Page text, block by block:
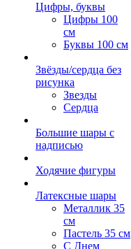
Цифры, буквы
Цифры 100
см
Буквы 100 см
Звёзды/сердца без
рисунка
Звезды
Сердца
Большие шары с
надписью
Ходячие фигуры
Латексные шары
Металлик 35
см
Пастель 35 см
С Днем